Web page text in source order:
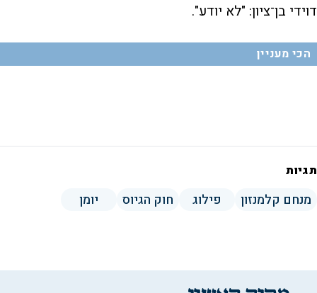
דוידי בן־ציון: "לא יודע".
הכי מעניין
תגיות
מנחם קלמנזון פילוג חוק הגיוס יומן